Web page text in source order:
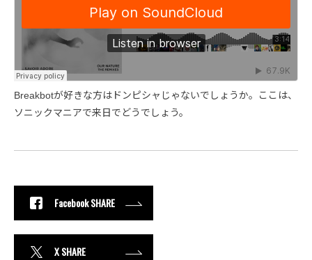
Breakbotが好きな方はドンピシャじゃないでしょうか。ここは、
ソニックマニアで来日でどうでしょう。
Facebook SHARE
X SHARE